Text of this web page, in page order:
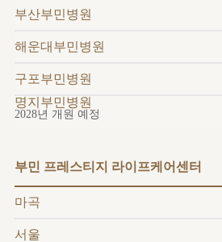
의료진
외래진료
부산부민병원
해운대부민병원
구포부민병원
명지부민병원
2028년 개원 예정
부민 프레스티지 라이프케어센터
마곡
서울